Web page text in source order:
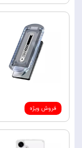
فروش ویژه